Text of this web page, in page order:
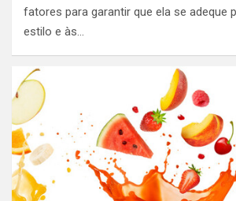
fatores para garantir que ela se adeque
estilo e às…